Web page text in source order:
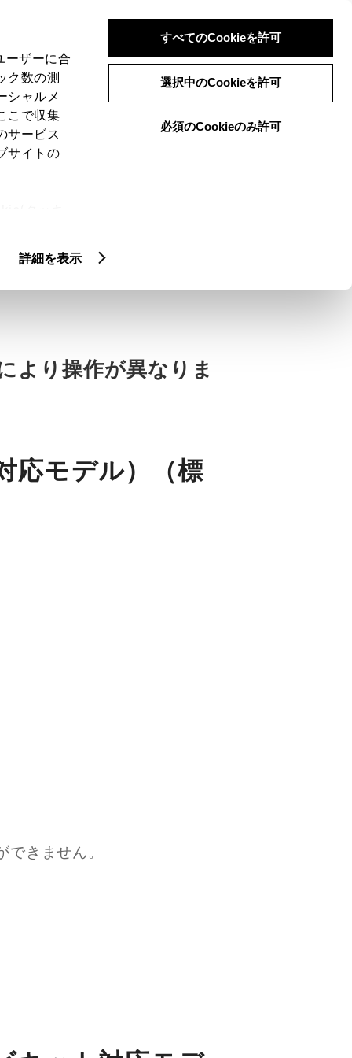
ーザーに合
ク数の測
シャルメ
こで収集
サービス
サイトの
詳細を表示
すべてのCookieを許可
選択中のCookieを許可
必須のCookieのみ許可
ログイン 検索 メニュー
より操作が異なりま
応モデル）（標
きません。